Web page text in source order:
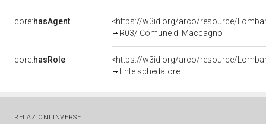
core:hasAgent
<https://w3id.org/arco/resource/
R03/ Comune di Maccagno
core:hasRole
<https://w3id.org/arco/resource/
Ente schedatore
RELAZIONI INVERSE